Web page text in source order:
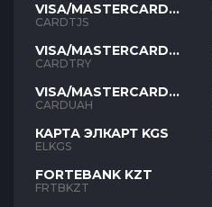
VISA/MASTERCARD
TJS
CARDTJS
VISA/MASTERCARD
TYR
CARDTRY
VISA/MASTERCARD
UAH
CARDUAH
КАРТА ЭЛКАРТ KGS
ELKGS
FORTEBANK KZT
FRTBKZT